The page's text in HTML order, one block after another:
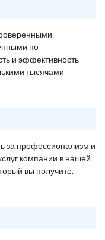
по
и эффективность
тысячами
за профессионализм и
компании в нашей
вы получите,